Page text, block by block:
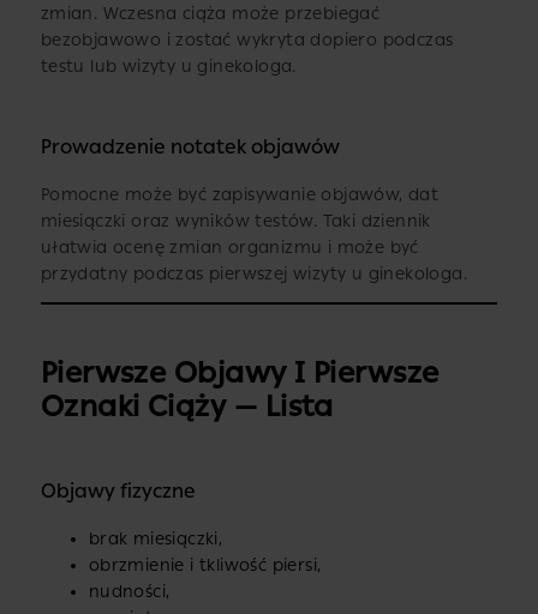
zmian. Wczesna ciąża może przebiegać
bezobjawowo i zostać wykryta dopiero podczas
testu lub wizyty u ginekologa.
Prowadzenie notatek objawów
Pomocne może być zapisywanie objawów, dat
miesiączki oraz wyników testów. Taki dziennik
ułatwia ocenę zmian organizmu i może być
przydatny podczas pierwszej wizyty u ginekologa.
Pierwsze Objawy I Pierwsze
Oznaki Ciąży — Lista
Objawy fizyczne
brak miesiączki,
obrzmienie i tkliwość piersi,
nudności,